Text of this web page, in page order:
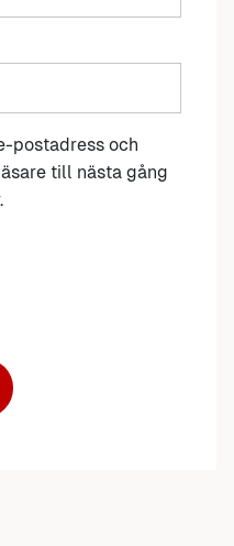
postadress och
till nästa gång